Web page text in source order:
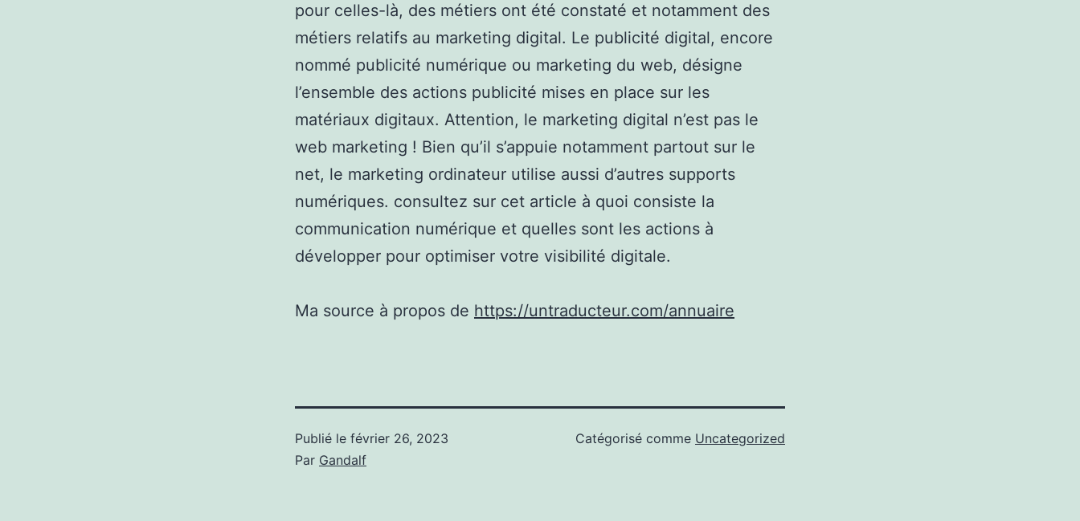
pour celles-là, des métiers ont été constaté et notamment des
métiers relatifs au marketing digital. Le publicité digital, encore
nommé publicité numérique ou marketing du web, désigne
l’ensemble des actions publicité mises en place sur les
matériaux digitaux. Attention, le marketing digital n’est pas le
web marketing ! Bien qu’il s’appuie notamment partout sur le
net, le marketing ordinateur utilise aussi d’autres supports
numériques. consultez sur cet article à quoi consiste la
communication numérique et quelles sont les actions à
développer pour optimiser votre visibilité digitale.
Ma source à propos de https://untraducteur.com/annuaire
Publié le février 26, 2023
Par Gandalf
Catégorisé comme Uncategorized